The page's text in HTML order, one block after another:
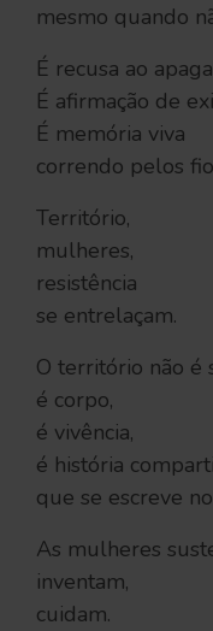
mesmo quando
É recusa ao
É afirmação de
É memória viva
correndo pelos
Território,
mulheres,
resistência
se entrelaçam.
O território não
é corpo,
é vivência,
é história
que se escreve
As mulheres
inventam,
cuidam.